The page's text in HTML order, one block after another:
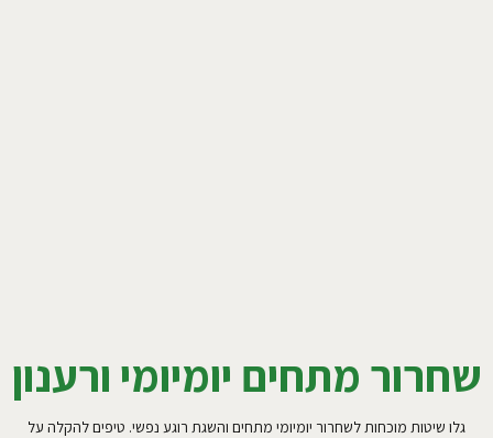
שחרור מתחים יומיומי ורענון
גלו שיטות מוכחות לשחרור יומיומי מתחים והשגת רוגע נפשי. טיפים להקלה על